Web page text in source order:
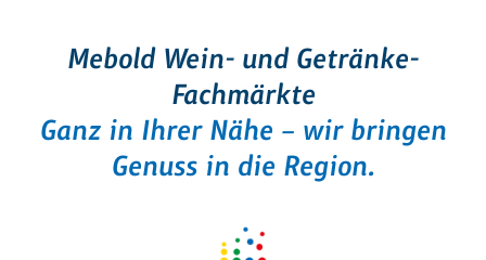
Mebold Wein- und Getränke-
Fachmärkte
Ganz in Ihrer Nähe – wir bringen
Genuss in die Region.